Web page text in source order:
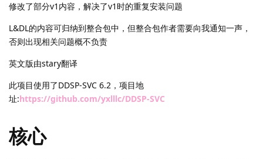
修改了部分v1内容，解决了v1时的重复安装问题
L&DL的内容可归纳到整合包中，但整合包作者需要向我通知一声，
否则出现相关问题概不负责
英文版由stary翻译
此项目使用了DDSP-SVC 6.2，项目地
址:https://github.com/yxlllc/DDSP-SVC
核心